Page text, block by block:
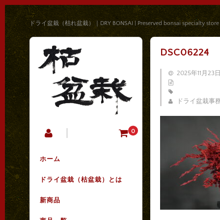
ドライ盆栽（枯れ盆栽）｜DRY BONSAI | Preserved bonsai specialty store
0
ホーム
ドライ盆栽（枯盆栽）とは
新商品
DSC06224
2025年11月23
ドライ盆栽事